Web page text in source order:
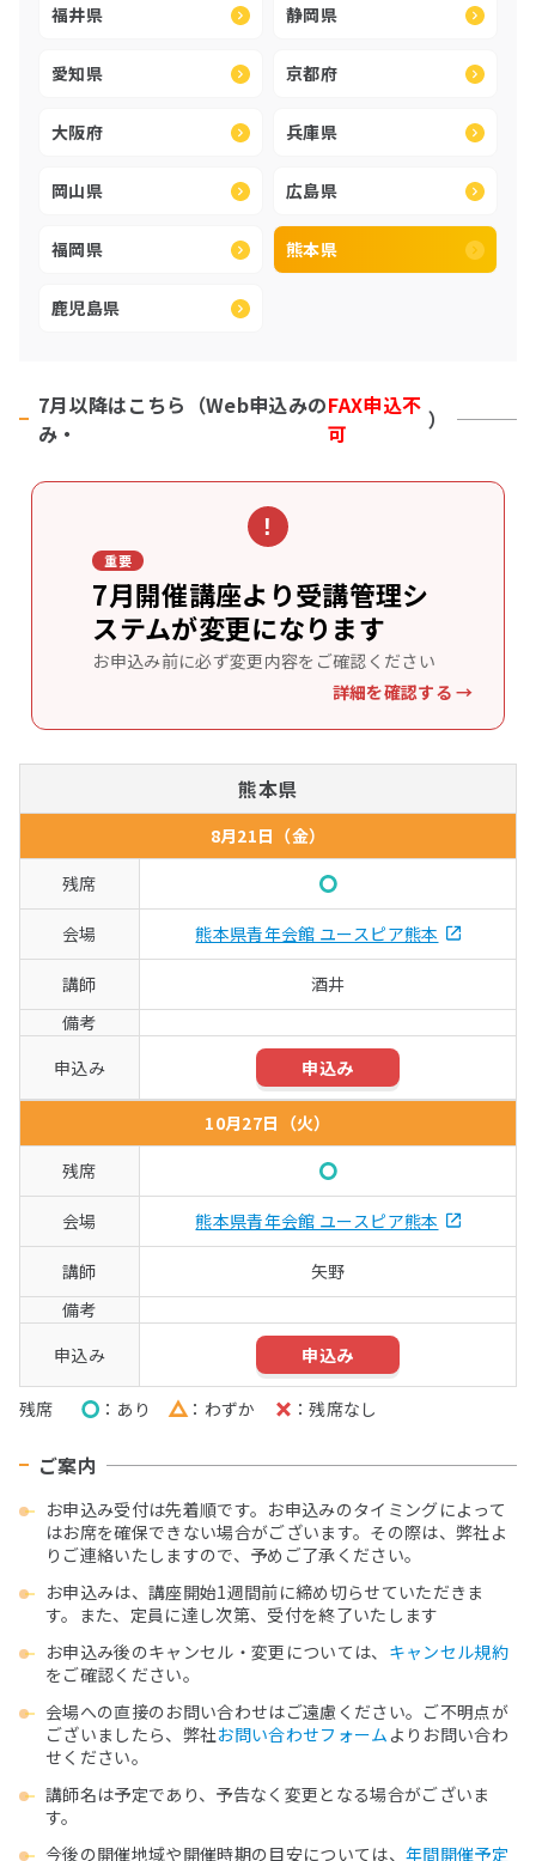
福井県 静岡県
愛知県 京都府
大阪府 兵庫県
岡山県 広島県
福岡県 熊本県
鹿児島県
7月以降はこちら（Web申込みの
み・
FAX申込不
可
）
!
重要
7月開催講座より受講管理シ
ステムが変更になります
お申込み前に必ず変更内容をご確認ください
詳細を確認する →
熊本県
8月21日（金）
○
熊本県青年会館 ユースピア熊本
酒井
申込み
10月27日（火）
○
熊本県青年会館 ユースピア熊本
矢野
申込み
残席 ○ あり △ わずか × 残席なし
ご案内
お申込み受付は先着順です。お申込みのタイミングによって
はお席を確保できない場合がございます。その際は、弊社よ
りご連絡いたしますので、予めご了承ください。
お申込みは、講座開始1週間前に締め切らせていただきま
す。また、定員に達し次第、受付を終了いたします
お申込み後のキャンセル・変更については、 キャンセル規約
をご確認ください。
会場への直接のお問い合わせはご遠慮ください。ご不明点が
ございましたら、弊社お問い合わせフォーム よりお問い合わ
せください。
講師名は予定であり、予告なく変更となる場合がございま
す。
今後の開催地域や開催時期の目安については、年間開催予定